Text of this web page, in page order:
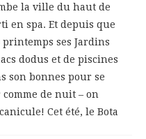
la ville du haut de
en spa. Et depuis que
ses Jardins
dodus et de piscines
son bonnes pour se
de nuit – on
Cet été, le Bota